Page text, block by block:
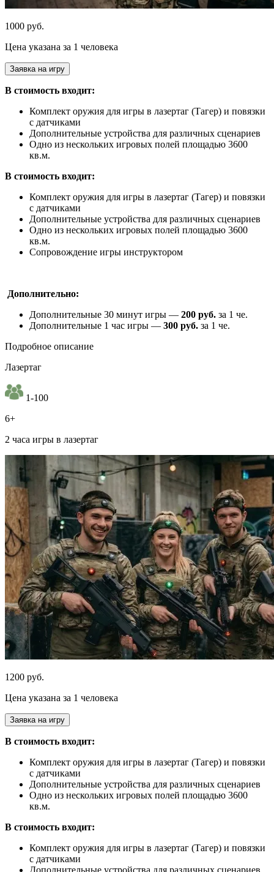
1000 руб.
Цена указана за 1 человека
Заявка на игру
В стоимость входит:
Комплект оружия для игры в лазертаг (Тагер) и повязки
с датчиками
Дополнительные устройства для различных сценариев
Одно из нескольких игровых полей площадью 3600
кв.м.
В стоимость входит:
Комплект оружия для игры в лазертаг (Тагер) и повязки
с датчиками
Дополнительные устройства для различных сценариев
Одно из нескольких игровых полей площадью 3600
кв.м.
Сопровождение игры инструктором
Дополнительно:
Дополнительные 30 минут игры — 200 руб. за 1 че.
Дополнительные 1 час игры — 300 руб. за 1 че.
Подробное описание
Лазертаг
1-100
6+
2 часа игры в лазертаг
1200 руб.
Цена указана за 1 человека
Заявка на игру
В стоимость входит:
Комплект оружия для игры в лазертаг (Тагер) и повязки
с датчиками
Дополнительные устройства для различных сценариев
Одно из нескольких игровых полей площадью 3600
кв.м.
В стоимость входит:
Комплект оружия для игры в лазертаг (Тагер) и повязки
с датчиками